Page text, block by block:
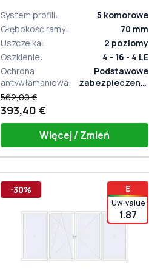
System profili: 5 komorowe
Głębokość ramy: 70 mm
Uszczelka: 2 poziomy
Oszklenie:
4 - 16 - 4 LE
Ochrona
antywłamaniowa:
Podstawowe
zabezpieczenie
562,00 €
393,40 €
Więcej / Zmień
Bez uchwytu E
Uw-value
1.87
-30%